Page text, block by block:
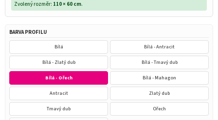
Zvolený rozměr: 110 × 60 cm.
BARVA PROFILU
Bílá Bílá - Antracit
Bílá - Zlatý dub Bílá - Tmavý dub
Bílá - Ořech Bílá - Mahagon
Antracit Zlatý dub
Tmavý dub Ořech